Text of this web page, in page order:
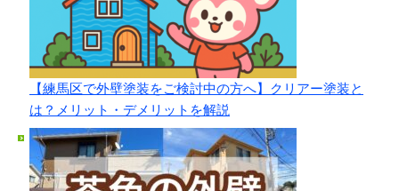
【練馬区で外壁塗装をご検討中の方へ】クリアー塗装と
は？メリット・デメリットを解説